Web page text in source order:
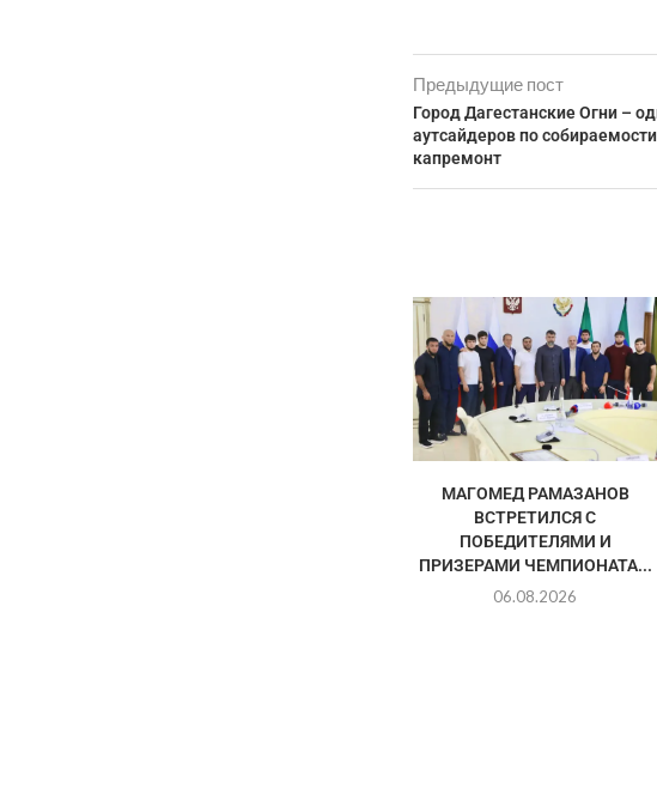
Предыдущие пост
Город Дагестанские Огни –
аутсайдеров по
капремонт
МАГОМЕД РАМАЗАНОВ
ВСТРЕТИЛСЯ С
ПОБЕДИТЕЛЯМИ И
ПРИЗЕРАМИ ЧЕМПИОНАТА...
06.08.2026